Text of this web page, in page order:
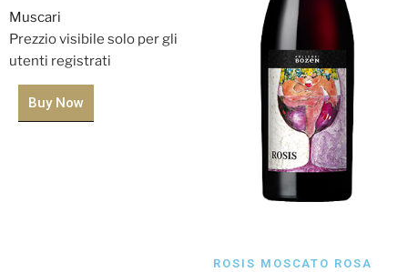
Muscari
Prezzio visibile solo per gli
utenti registrati
Buy Now
ROSIS MOSCATO ROSA